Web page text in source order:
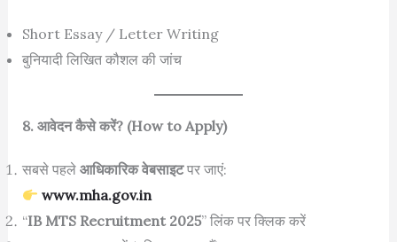
Short Essay / Letter Writing
बुनियादी लिखित कौशल की जांच
8. आवेदन कैसे करें? (How to Apply)
सबसे पहले आधिकारिक वेबसाइटपर जाएं:
www.mha.gov.in
“IB MTS Recruitment 2025” लिंक पर क्लिक करें